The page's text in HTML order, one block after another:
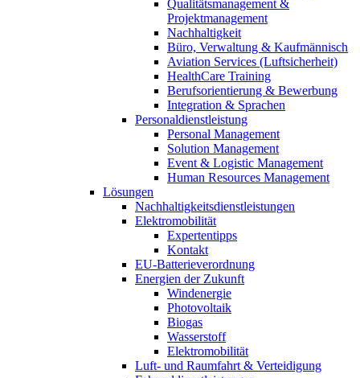
Qualitätsmanagement &
Projektmanagement
Nachhaltigkeit
Büro, Verwaltung & Kaufmännisch
Aviation Services (Luftsicherheit)
HealthCare Training
Berufsorientierung & Bewerbung
Integration & Sprachen
Personaldienstleistung
Personal Management
Solution Management
Event & Logistic Management
Human Resources Management
Lösungen
Nachhaltigkeitsdienstleistungen
Elektromobilität
Expertentipps
Kontakt
EU-Batterieverordnung
Energien der Zukunft
Windenergie
Photovoltaik
Biogas
Wasserstoff
Elektromobilität
Luft- und Raumfahrt & Verteidigung